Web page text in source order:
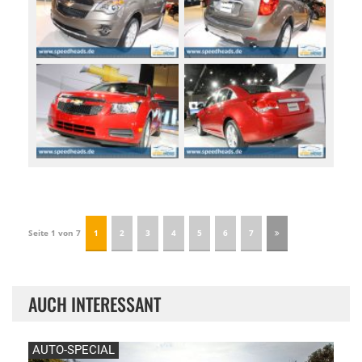
Seite 1 von 7 1 2 3 4 5 6 7
AUCH INTERESSANT
AUTO-SPECIAL